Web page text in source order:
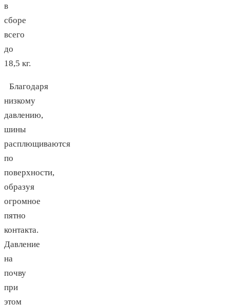
в
сборе
всего
до
18,5 кг.
Благодаря
низкому
давлению,
шины
расплющиваются
по
поверхности,
образуя
огромное
пятно
контакта.
Давление
на
почву
при
этом